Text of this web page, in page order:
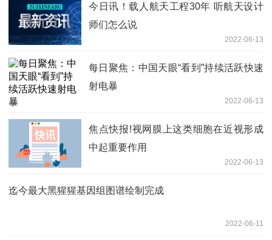
今日讯！载人航天工程30年 听航天设计
师们怎么说
2022-06-13
每日聚焦：中国天眼“看到”持续活跃快速
射电暴
2022-06-13
焦点快报!视网膜上这类细胞在近视形成
中起重要作用
2022-06-13
迄今最大黑猩猩基因组图谱绘制完成
2022-06-11